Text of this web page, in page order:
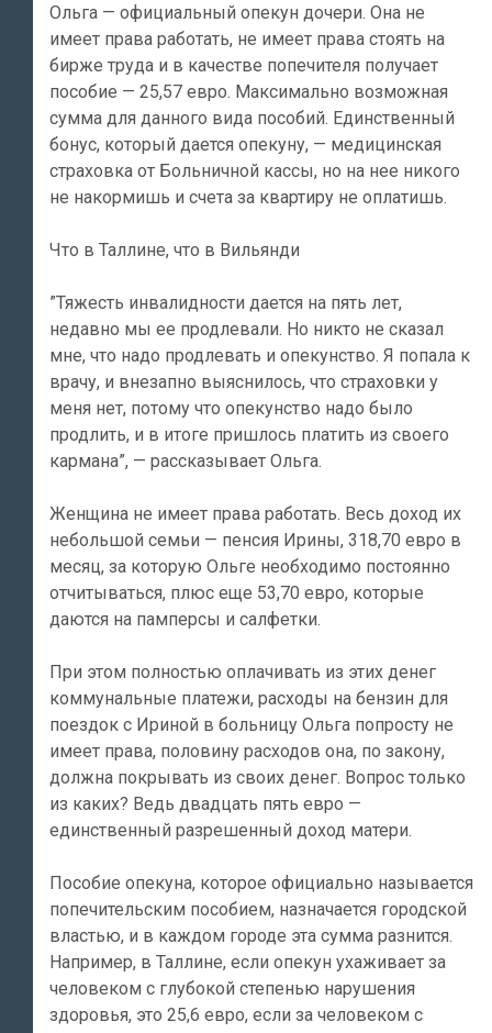
Ольга — официальный опекун дочери. Она не
имеет права работать, не имеет права стоять на
бирже труда и в качестве попечителя получает
пособие — 25,57 евро. Максимально возможная
сумма для данного вида пособий. Единственный
бонус, который дается опекуну, — медицинская
страховка от Больничной кассы, но на нее никого
не накормишь и счета за квартиру не оплатишь.
Что в Таллине, что в Вильянди
”Тяжесть инвалидности дается на пять лет,
недавно мы ее продлевали. Но никто не сказал
мне, что надо продлевать и опекунство. Я попала к
врачу, и внезапно выяснилось, что страховки у
меня нет, потому что опекунство надо было
продлить, и в итоге пришлось платить из своего
кармана”, — рассказывает Ольга.
Женщина не имеет права работать. Весь доход их
небольшой семьи — пенсия Ирины, 318,70 евро в
месяц, за которую Ольге необходимо постоянно
отчитываться, плюс еще 53,70 евро, которые
даются на памперсы и салфетки.
При этом полностью оплачивать из этих денег
коммунальные платежи, расходы на бензин для
поездок с Ириной в больницу Ольга попросту не
имеет права, половину расходов она, по закону,
должна покрывать из своих денег. Вопрос только
из каких? Ведь двадцать пять евро —
единственный разрешенный доход матери.
Пособие опекуна, которое официально называется
попечительским пособием, назначается городской
властью, и в каждом городе эта сумма разнится.
Например, в Таллине, если опекун ухаживает за
человеком с глубокой степенью нарушения
здоровья, это 25,6 евро, если за человеком с